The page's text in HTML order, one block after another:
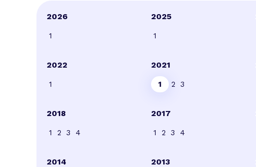
2026
1
2025
1
2022
1
2021
1 2 3
2018
1 2 3 4
2017
1 2 3 4
2014 2013